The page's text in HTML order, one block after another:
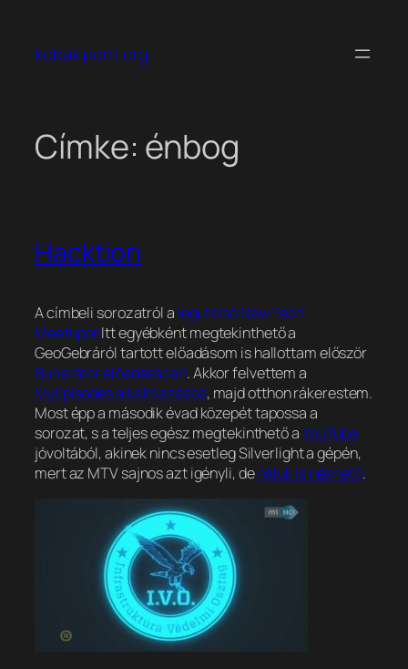
tartalomhoz
kobak pont org
Címke: énbog
Hacktion
A címbeli sorozatról a legutolsó New Tech
MeetuponItt egyébként megtekinthető a
GeoGebráról tartott előadásom ishallottam először
Buherátor előadásában. Akkor felvettem a
MyEpisodes alkalmazásba, majd otthon rákerestem.
Most épp a második évad közepét tapossa a
sorozat, s a teljes egész megtekinthető aYouTube
jóvoltából, akinek nincs esetleg Silverlight a gépén,
mert az MTV sajnos azt igényli, denáluk is nézhető.